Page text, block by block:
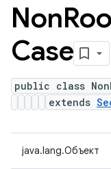
Non
Case
public class
extends
java.lang.Объект